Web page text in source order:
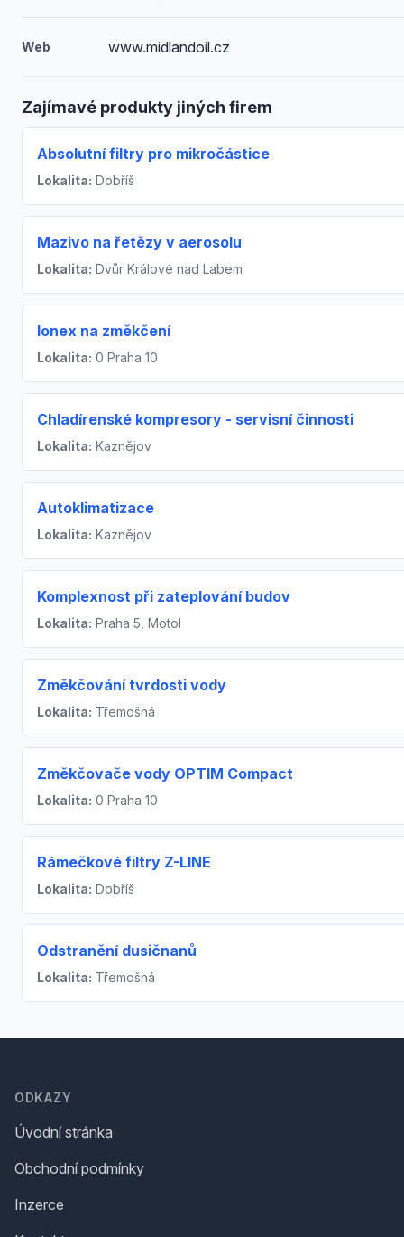
Web www.midlandoil.cz
Zajímavé produkty jiných firem
Absolutní filtry pro mikročástice
Lokalita: Dobříš
Mazivo na řetězy v aerosolu
Lokalita: Dvůr Králové nad Labem
Ionex na změkčení
Lokalita: 0 Praha 10
Chladírenské kompresory - servisní činnosti
Lokalita: Kaznějov
Autoklimatizace
Lokalita: Kaznějov
Komplexnost při zateplování budov
Lokalita: Praha 5, Motol
Změkčování tvrdosti vody
Lokalita: Třemošná
Změkčovače vody OPTIM Compact
Lokalita: 0 Praha 10
Rámečkové filtry Z-LINE
Lokalita: Dobříš
Odstranění dusičnanů
Lokalita: Třemošná
ODKAZY
Úvodní stránka
Obchodní podmínky
Inzerce